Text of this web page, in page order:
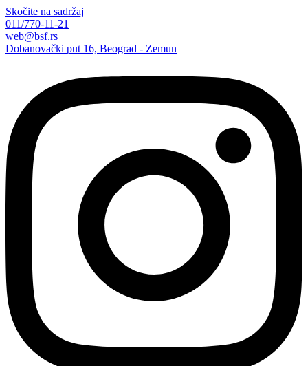
Skočite na sadržaj
011/770-11-21
web@bsf.rs
Dobanovački put 16, Beograd - Zemun